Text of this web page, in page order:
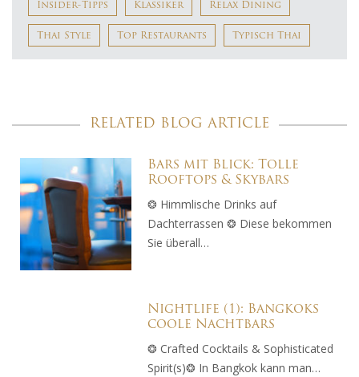
Insider-Tipps Klassiker Relax Dining
Thai Style Top Restaurants Typisch Thai
RELATED BLOG ARTICLE
Bars mit Blick: Tolle
Rooftops & Skybars
❂ Himmlische Drinks auf
Dachterrassen ❂ Diese bekommen
Sie überall…
Nightlife (1): Bangkoks
coole Nachtbars
❂ Crafted Cocktails & Sophisticated
Spirit(s)❂ In Bangkok kann man…